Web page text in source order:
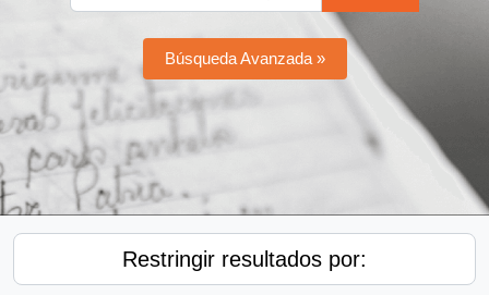
Búsqueda Avanzada »
Restringir resultados por: